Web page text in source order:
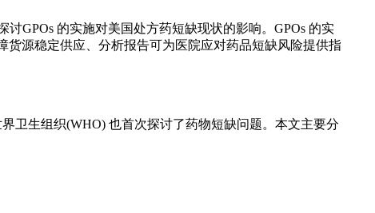
GPOs 的实施对美国处方药短缺现状的影响。GPOs 的实
源稳定供应、分析报告可为医院应对药品短缺风险提供指
卫生组织(WHO) 也首次探讨了药物短缺问题。本文主要分